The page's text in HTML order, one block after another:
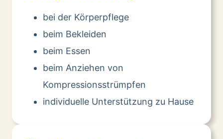
bei der Körperpflege
beim Bekleiden
beim Essen
beim Anziehen von
Kompressionsstrümpfen
individuelle Unterstützung zu Hause